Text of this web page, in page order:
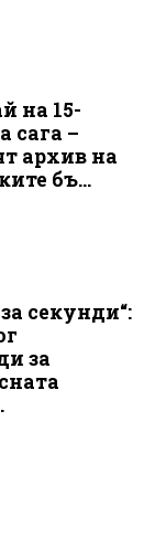
на 15-
сага –
архив на
бъ...
секунди“:
за